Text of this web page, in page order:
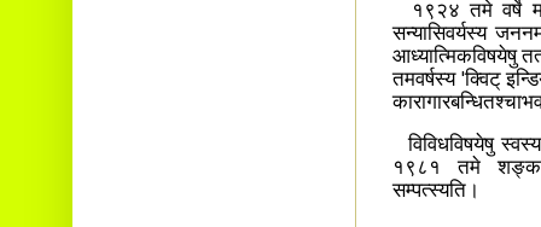
१९२४ तमे वर्षे
सन्यासिवर्यस्य
आध्यात्मिकविषयेषु
तमवर्षस्य 'क्विट्
विविधविषयेषु
१९८१ तमे
सम्पत्स्यति।